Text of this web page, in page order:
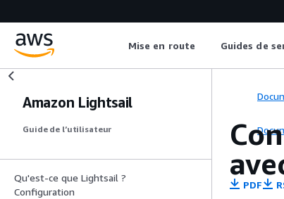
Mise en route Guides de
Amazon Lightsail
Guide de l’utilisateur
Qu'est-ce que Lightsail ?
Configuration
PDF